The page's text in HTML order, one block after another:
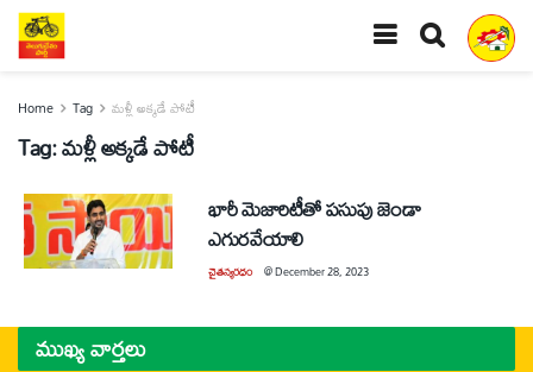
Home Tag మళ్లీ అక్కడే పోటీ
Tag:మళ్లీ అక్కడే పోటీ
భారీ మెజారిటీతో పసుపు జెండా
ఎగురవేయాలి
చైతన్యరధం @December 28, 2023
ముఖ్య వార్తలు